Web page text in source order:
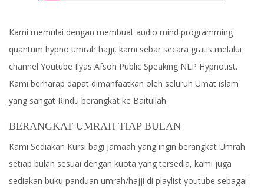
Kami memulai dengan membuat audio mind programming
quantum hypno umrah hajji, kami sebar secara gratis melalui
channel Youtube Ilyas Afsoh Public Speaking NLP Hypnotist.
Kami berharap dapat dimanfaatkan oleh seluruh Umat islam
yang sangat Rindu berangkat ke Baitullah.
BERANGKAT UMRAH TIAP BULAN
Kami Sediakan Kursi bagi Jamaah yang ingin berangkat Umrah
setiap bulan sesuai dengan kuota yang tersedia, kami juga
sediakan buku panduan umrah/hajji di playlist youtube sebagai